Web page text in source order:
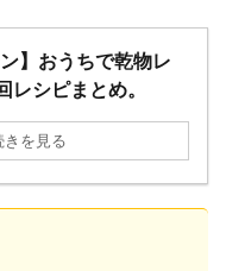
】おうちで乾物レ
シピまとめ。
きを見る